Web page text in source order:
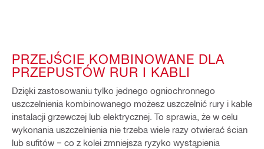
PRZEJŚCIE KOMBINOWANE DLA
PRZEPUSTÓW RUR I KABLI
Dzięki zastosowaniu tylko jednego ogniochronnego
uszczelnienia kombinowanego możesz uszczelnić rury i kable
instalacji grzewczej lub elektrycznej. To sprawia, że w celu
wykonania uszczelnienia nie trzeba wiele razy otwierać ścian
lub sufitów − co z kolei zmniejsza ryzyko wystąpienia